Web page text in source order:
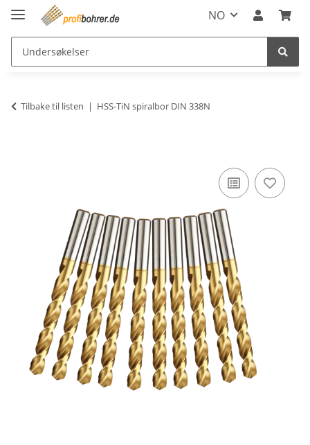
NO
Tilbake til listen HSS-TiN spiralbor DIN 338N